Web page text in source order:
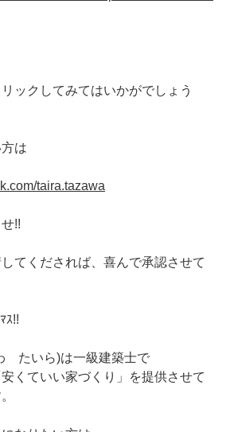
ックしてみてはいかがでしょう
は
taira.tazawa
!!
てくだされば、喜んで承認させて
ｽ!!
たいら)は一級建築士で
くていい家づくり」を提供させて